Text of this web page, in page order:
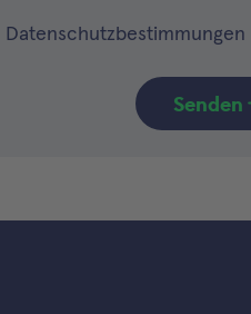
Datenschutzbestimmungen
Senden